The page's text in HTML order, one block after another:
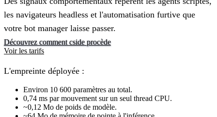
les navigateurs headless et l'automatisation furtive que
votre bot manager laisse passer.
Découvrez comment cside procède
Voir les tarifs
L'empreinte déployée :
Environ 10 600 paramètres au total.
0,74 ms par mouvement sur un seul thread CPU.
~0,12 Mo de poids de modèle.